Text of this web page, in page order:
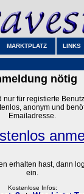
MARKTPLATZ LINKS
nötig
nur für registierte
anonym und
Emailadresse.
erhalten hast, dann
ein.
Kostenlose Infos: